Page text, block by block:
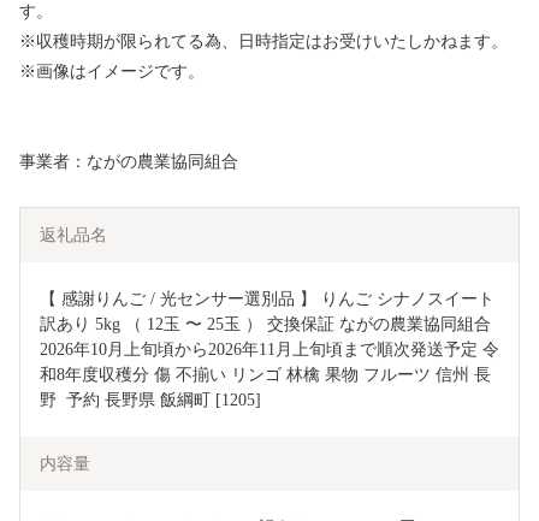
す。
※収穫時期が限られてる為、日時指定はお受けいたしかねます。
※画像はイメージです。
事業者：ながの農業協同組合
返礼品名
【 感謝りんご / 光センサー選別品 】 りんご シナノスイート
訳あり 5kg （ 12玉 〜 25玉 ） 交換保証 ながの農業協同組合
2026年10月上旬頃から2026年11月上旬頃まで順次発送予定 令
和8年度収穫分 傷 不揃い リンゴ 林檎 果物 フルーツ 信州 長
野  予約 長野県 飯綱町 [1205]
内容量